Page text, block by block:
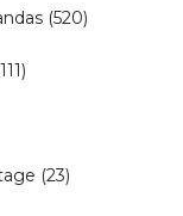
(520)
(23)